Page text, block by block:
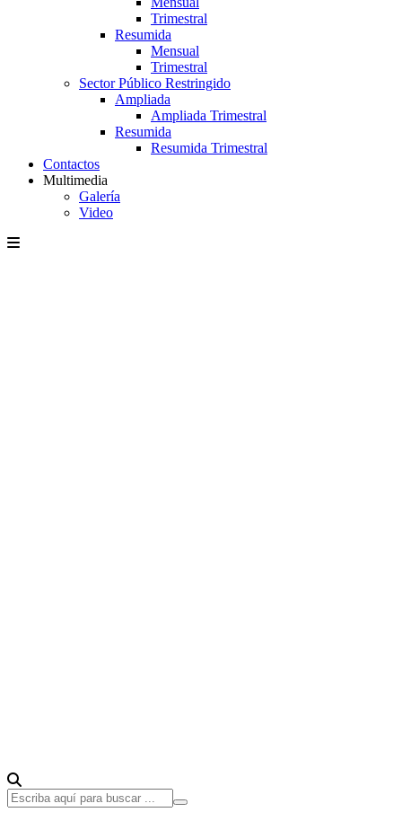
Trimestral
Resumida
Mensual
Trimestral
Sector Público Restringido
Ampliada
Ampliada Trimestral
Resumida
Resumida Trimestral
Contactos
Multimedia
Galería
Video